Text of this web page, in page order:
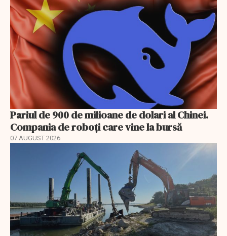
Pariul de 900 de milioane de dolari al Chinei.
Compania de roboți care vine la bursă
07 AUGUST 2026